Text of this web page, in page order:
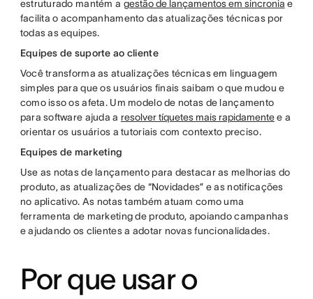
estruturado mantém a gestão de lançamentos em sincronia e
facilita o acompanhamento das atualizações técnicas por
todas as equipes.
Equipes de suporte ao cliente
Você transforma as atualizações técnicas em linguagem
simples para que os usuários finais saibam o que mudou e
como isso os afeta. Um modelo de notas de lançamento
para software ajuda a resolver tíquetes mais rapidamentee a
orientar os usuários a tutoriais com contexto preciso.
Equipes de marketing
Use as notas de lançamento para destacar as melhorias do
produto, as atualizações de “Novidades” e as notificações
no aplicativo. As notas também atuam como uma
ferramenta de marketing de produto, apoiando campanhas
e ajudando os clientes a adotar novas funcionalidades.
Por que usar o